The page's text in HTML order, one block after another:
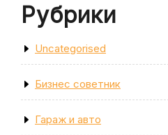
Рубрики
Uncategorised
Бизнес советник
Гараж и авто